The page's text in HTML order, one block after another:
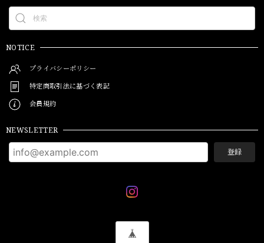
NOTICE
プライバシーポリシー
特定商取引法に基づく表記
会員規約
NEWSLETTER
登録